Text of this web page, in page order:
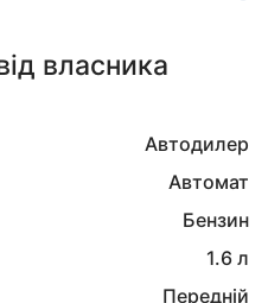
власника
Автодилер
Автомат
Бензин
1.6 л
Передній